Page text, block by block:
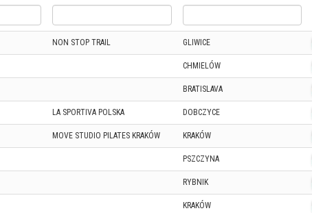
NON STOP TRAIL GLIWICE
CHMIELÓW
BRATISLAVA
LA SPORTIVA POLSKA DOBCZYCE
MOVE STUDIO PILATES KRAKÓW KRAKÓW
PSZCZYNA
RYBNIK
KRAKÓW